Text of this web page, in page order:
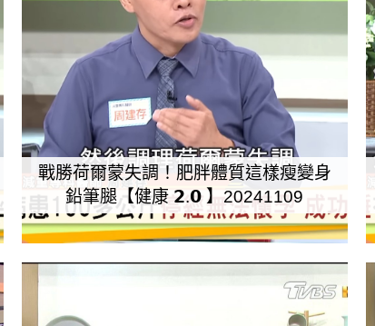
戰勝荷爾蒙失調！肥胖體質這樣瘦變身
鉛筆腿【健康 𝟮.𝟬 】20241109